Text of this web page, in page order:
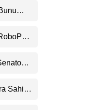
LinkedIn
Sahibi: